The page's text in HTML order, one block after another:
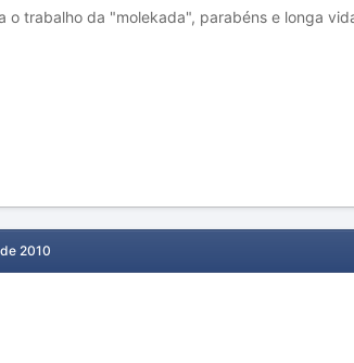
o trabalho da "molekada", parabéns e longa
2010